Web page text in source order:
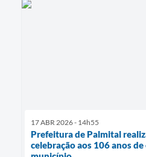
17 ABR 2026 - 14h55
Prefeitura de Palmital
celebração aos 106 anos